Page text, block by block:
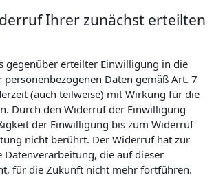
Ihrer zunächst erteilten
gegenüber erteilter Einwilligung in die
Daten gemäß Art. 7
(auch teilweise) mit Wirkung für die
Durch den Widerruf der Einwilligung
der Einwilligung bis zum Widerruf
nicht berührt. Der Widerruf hat zur
Datenverarbeitung, die auf dieser
für die Zukunft nicht mehr fortführen.